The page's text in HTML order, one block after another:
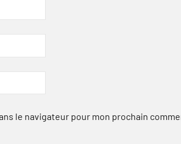
le navigateur pour mon prochain